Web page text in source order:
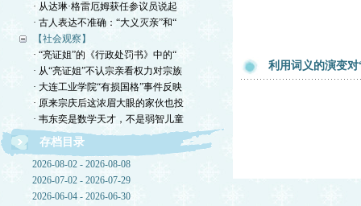
· 从达琳·格雷厄姆获任参议员说起
· 古人表达不准确：“大义灭亲”和“
【社会观察】
· “亮证姐”的《行政处罚书》中的“
· 从“亮证姐”不认宗亲看权力对宗族
· 大连工业学院“有损国格”事件反映
· 原来宗庆后这浓眉大眼的家伙也投
· 韦东奕是数学天才，不是弱智儿童
存档目录
2026-08-02 - 2026-08-08
2026-07-02 - 2026-07-29
2026-06-04 - 2026-06-30
利用词义的演变